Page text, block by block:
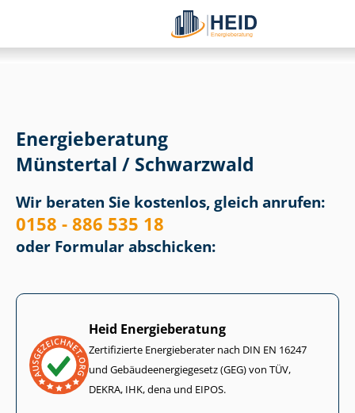
Energieberatung
Münstertal / Schwarzwald
Wir beraten Sie kostenlos, gleich anrufen:
0158 - 886 535 18
oder Formular abschicken:
Heid Energieberatung
Zertifizierte Energieberater nach DIN EN 16247
und Ge­bäu­de­en­er­gie­ge­setz (GEG) von TÜV,
DEKRA, IHK, dena und EIPOS.